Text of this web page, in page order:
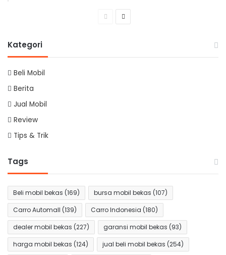
PreviousNext
Kategori
Beli Mobil
Berita
Jual Mobil
Review
Tips & Trik
Tags
Beli mobil bekas (169) bursa mobil bekas (107)
Carro Automall (139) Carro Indonesia (180)
dealer mobil bekas (227) garansi mobil bekas (93)
harga mobil bekas (124) jual beli mobil bekas (254)